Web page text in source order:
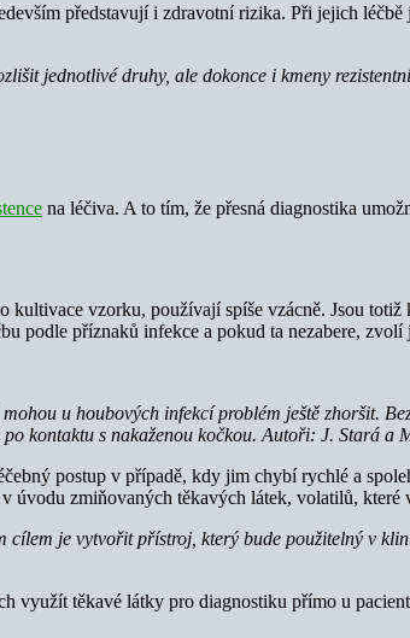
představují i zdravotní rizika. Při jejich
jednotlivé druhy, ale dokonce i kmeny
na léčiva. A to tím, že přesná diagnostika
vzorku, používají spíše vzácně. Jsou
podle příznaků infekce a pokud ta nezabere,
u houbových infekcí problém ještě zhoršit.
kontaktu s nakaženou kočkou. Autoři: J. Stará a
postup v případě, kdy jim chybí rychlé a
úvodu zmiňovaných těkavých látek, volatilů,
je vytvořit přístroj, který bude použitelný v
těkavé látky pro diagnostiku přímo u